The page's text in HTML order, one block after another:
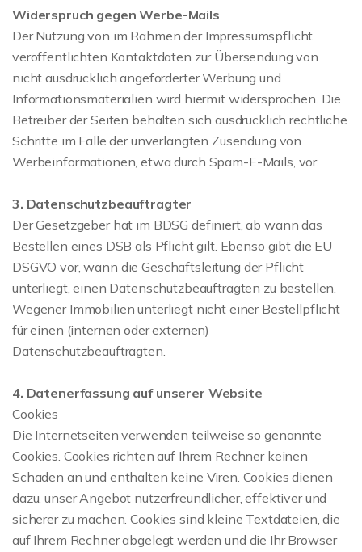
Widerspruch gegen Werbe-Mails
Der Nutzung von im Rahmen der Impressumspflicht
veröffentlichten Kontaktdaten zur Übersendung von
nicht ausdrücklich angeforderter Werbung und
Informationsmaterialien wird hiermit widersprochen. Die
Betreiber der Seiten behalten sich ausdrücklich rechtliche
Schritte im Falle der unverlangten Zusendung von
Werbeinformationen, etwa durch Spam-E-Mails, vor.
3. Datenschutzbeauftragter
Der Gesetzgeber hat im BDSG definiert, ab wann das
Bestellen eines DSB als Pflicht gilt. Ebenso gibt die EU
DSGVO vor, wann die Geschäftsleitung der Pflicht
unterliegt, einen Datenschutzbeauftragten zu bestellen.
Wegener Immobilien unterliegt nicht einer Bestellpflicht
für einen (internen oder externen)
Datenschutzbeauftragten.
4. Datenerfassung auf unserer Website
Cookies
Die Internetseiten verwenden teilweise so genannte
Cookies. Cookies richten auf Ihrem Rechner keinen
Schaden an und enthalten keine Viren. Cookies dienen
dazu, unser Angebot nutzerfreundlicher, effektiver und
sicherer zu machen. Cookies sind kleine Textdateien, die
auf Ihrem Rechner abgelegt werden und die Ihr Browser